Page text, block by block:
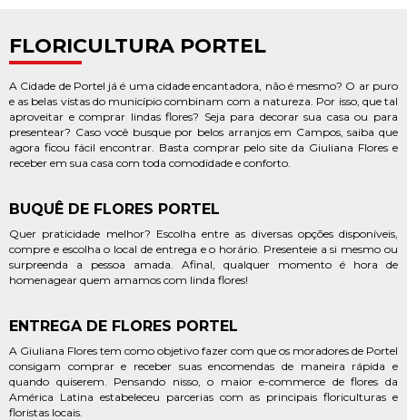
FLORICULTURA PORTEL
A Cidade de Portel já é uma cidade encantadora, não é mesmo? O ar puro
e as belas vistas do município combinam com a natureza. Por isso, que tal
aproveitar e comprar lindas flores? Seja para decorar sua casa ou para
presentear? Caso você busque por belos arranjos em Campos, saiba que
agora ficou fácil encontrar. Basta comprar pelo site da Giuliana Flores e
receber em sua casa com toda comodidade e conforto.
BUQUÊ DE FLORES PORTEL
Quer praticidade melhor? Escolha entre as diversas opções disponíveis,
compre e escolha o local de entrega e o horário. Presenteie a si mesmo ou
surpreenda a pessoa amada. Afinal, qualquer momento é hora de
homenagear quem amamos com linda flores!
ENTREGA DE FLORES PORTEL
A Giuliana Flores tem como objetivo fazer com que os moradores de Portel
consigam comprar e receber suas encomendas de maneira rápida e
quando quiserem. Pensando nisso, o maior e-commerce de flores da
América Latina estabeleceu parcerias com as principais floriculturas e
floristas locais.